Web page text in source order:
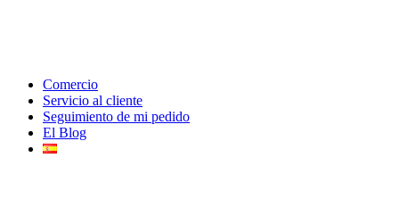
Comercio
Servicio al cliente
Seguimiento de mi pedido
El Blog